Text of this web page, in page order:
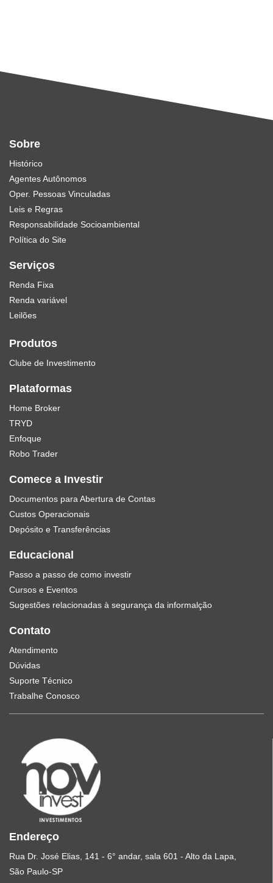
Sobre
Histórico
Agentes Autônomos
Oper. Pessoas Vinculadas
Leis e Regras
Responsabilidade Socioambiental
Política do Site
Serviços
Renda Fixa
Renda variável
Leilões
Produtos
Clube de Investimento
Plataformas
Home Broker
TRYD
Enfoque
Robo Trader
Comece a Investir
Documentos para Abertura de Contas
Custos Operacionais
Depósito e Transferências
Educacional
Passo a passo de como investir
Cursos e Eventos
Sugestões relacionadas à segurança da informalção
Contato
Atendimento
Dúvidas
Suporte Técnico
Trabalhe Conosco
Endereço
Rua Dr. José Elias, 141 - 6° andar, sala 601 - Alto da Lapa,
São Paulo-SP